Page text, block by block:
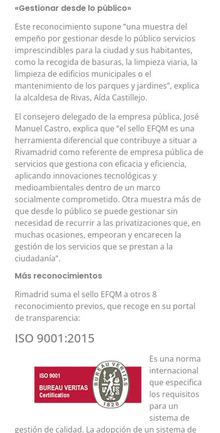
«Gestionar desde lo público»
Este reconocimiento supone “una muestra del
empeño por gestionar desde lo público servicios
imprescindibles para la ciudad y sus habitantes,
como la recogida de basuras, la limpieza viaria, la
limpieza de edificios municipales o el
mantenimiento de los parques y jardines”, explica
la alcaldesa de Rivas, Aída Castillejo.
El consejero delegado de la empresa pública, José
Manuel Castro, explica que “el sello EFQM es una
herramienta diferencial que contribuye a situar a
Rivamadrid como referente de empresa pública de
servicios que gestiona con eficacia y eficiencia,
aplicando innovaciones tecnológicas y
medioambientales dentro de un marco
socialmente comprometido. Otra muestra más de
que desde lo público se puede gestionar sin
necesidad de recurrir a las privatizaciones que, en
muchas ocasiones, empeoran y encarecen la
gestión de los servicios que se prestan a la
ciudadanía”.
Más reconocimientos
Rimadrid suma el sello EFQM a otros 8
reconocimiento previos, que recoge en su portal
de transparencia:
ISO 9001:2015
Es una norma
internacional
que especifica
los requisitos
para un
sistema de
gestión de calidad. La adopción de un sistema de